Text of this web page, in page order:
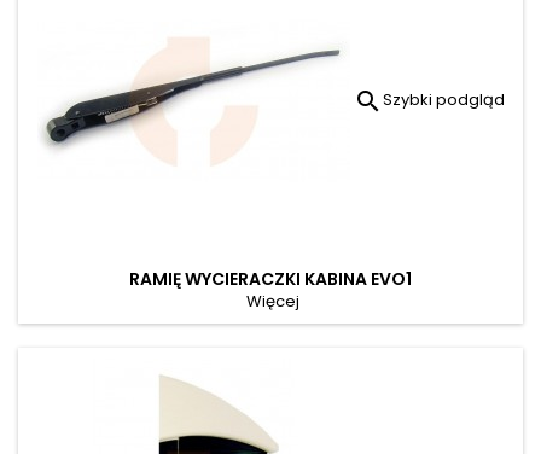
 Szybki podgląd
RAMIĘ WYCIERACZKI KABINA EVO1
Więcej